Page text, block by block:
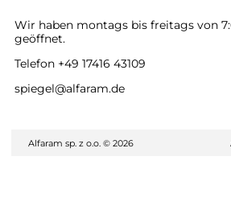
Wir haben montags bis freitags von
geöffnet.
Telefon +49 17416 43109
spiegel@alfaram.de
Alfaram sp. z o.o. © 2026